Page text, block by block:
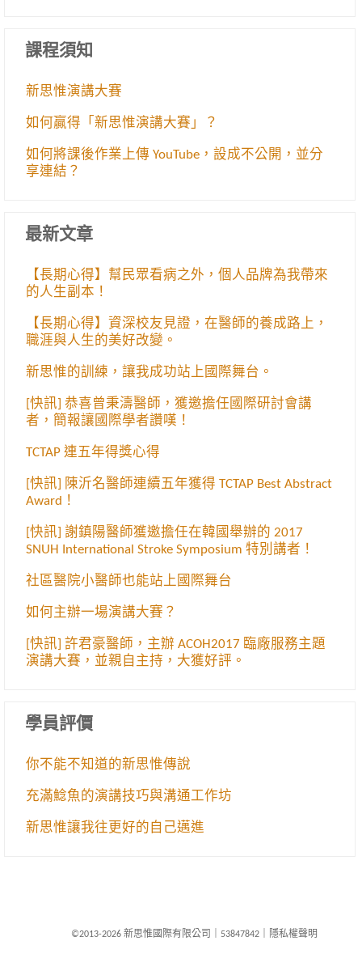
課程須知
新思惟演講大賽
如何贏得「新思惟演講大賽」？
如何將課後作業上傳 YouTube，設成不公開，並分
享連結？
最新文章
【長期心得】幫民眾看病之外，個人品牌為我帶來
的人生副本！
【長期心得】資深校友見證，在醫師的養成路上，
職涯與人生的美好改變。
新思惟的訓練，讓我成功站上國際舞台。
[快訊] 恭喜曾秉濤醫師，獲邀擔任國際研討會講
者，簡報讓國際學者讚嘆！
TCTAP 連五年得獎心得
[快訊] 陳沂名醫師連續五年獲得 TCTAP Best Abstract
Award！
[快訊] 謝鎮陽醫師獲邀擔任在韓國舉辦的 2017
SNUH International Stroke Symposium 特別講者！
社區醫院小醫師也能站上國際舞台
如何主辦一場演講大賽？
[快訊] 許君豪醫師，主辦 ACOH2017 臨廠服務主題
演講大賽，並親自主持，大獲好評。
學員評價
你不能不知道的新思惟傳說
充滿鯰魚的演講技巧與溝通工作坊
新思惟讓我往更好的自己邁進
©2013-2026 新思惟國際有限公司 53847842 隱私權聲明